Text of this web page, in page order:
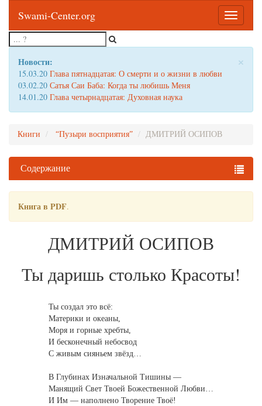
Toggle
Swami-Center.org
×
Новости:
15.03.20 Глава пятнадцатая: О смерти и о жизни в любви
03.02.20 Сатья Саи Баба: Когда ты любишь Меня
14.01.20 Глава четырнадцатая: Духовная наука
Книги “Пузыри восприятия” ДМИТРИЙ ОСИПОВ
Содержание
Книга в PDF.
ДМИТРИЙ ОСИПОВ
Ты даришь столько Красоты!
Ты создал это всё:
Материки и океаны,
Моря и горные хребты,
И бесконечный небосвод
С живым сияньем звёзд…
В Глубинах Изначальной Тишины —
Манящий Свет Твоей Божественной Любви…
И Им — наполнено Творение Твоё!